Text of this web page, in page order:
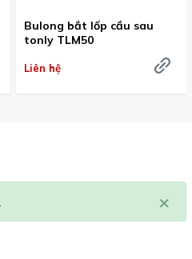
Bulong bắt lốp cầu sau
tonly TLM50
Liên hệ
×